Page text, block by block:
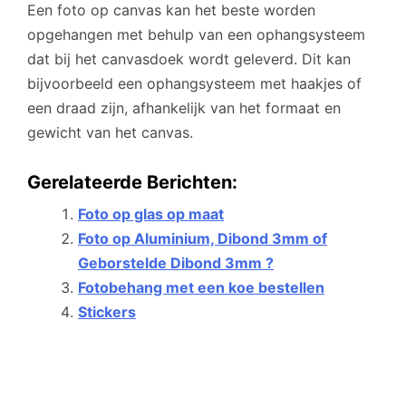
Een foto op canvas kan het beste worden
opgehangen met behulp van een ophangsysteem
dat bij het canvasdoek wordt geleverd. Dit kan
bijvoorbeeld een ophangsysteem met haakjes of
een draad zijn, afhankelijk van het formaat en
gewicht van het canvas.
Gerelateerde Berichten:
Foto op glas op maat
Foto op Aluminium, Dibond 3mm of
Geborstelde Dibond 3mm ?
Fotobehang met een koe bestellen
Stickers